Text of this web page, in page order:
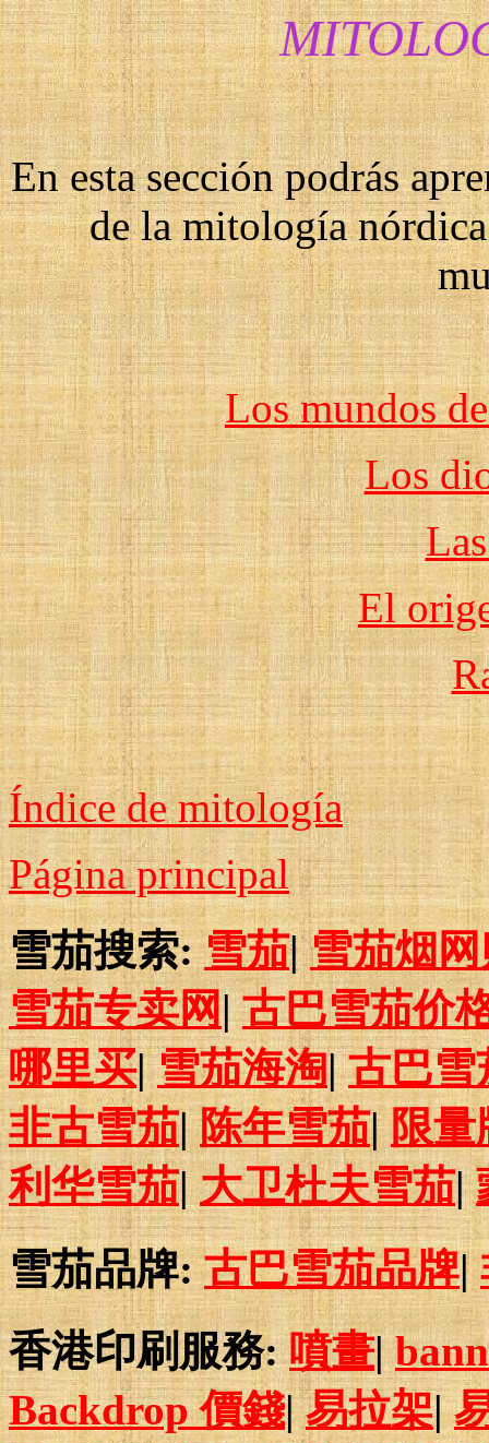
En esta sección podrás
de la mitología
Los mundos
Los
El
Índice de mitología
Página principal
雪茄搜索: 雪茄|雪茄烟
雪茄专卖网|古巴雪茄价
哪里买|雪茄海淘|古巴雪
非古雪茄|陈年雪茄| 限
利华雪茄|大卫杜夫雪茄|
雪茄品牌:古巴雪茄品牌|
香港印刷服務:噴畫|
Backdrop 價錢|易拉架|